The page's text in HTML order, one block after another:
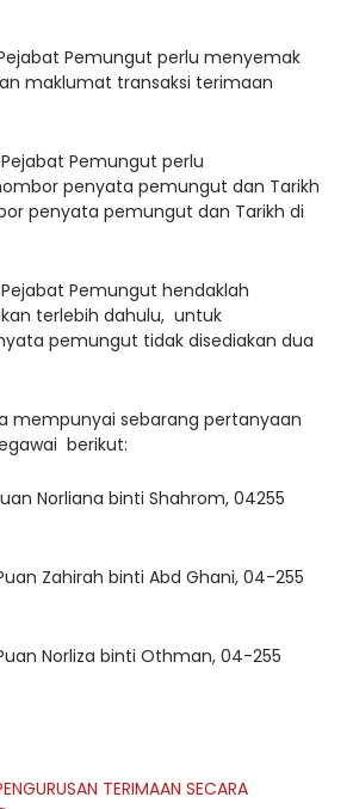
Pemungut perlu menyemak
maklumat transaksi terimaan
Pemungut perlu
penyata pemungut dan Tarikh
penyata pemungut dan Tarikh di
Pemungut hendaklah
terlebih dahulu, untuk
pemungut tidak disediakan dua
sebarang pertanyaan
berikut:
binti Shahrom, 04255
binti Abd Ghani, 04-255
binti Othman, 04-255
TERIMAAN SECARA